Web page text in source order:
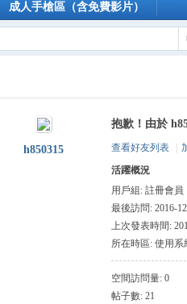
成人手槍區（含免費影片）
h850315
抱歉！由於
查看好友列表
活躍概況
用戶組: 註冊會員
最後訪問: 2016-
上次發表時間:
所在時區: 使用系
空間訪問量: 0
帖子數: 21